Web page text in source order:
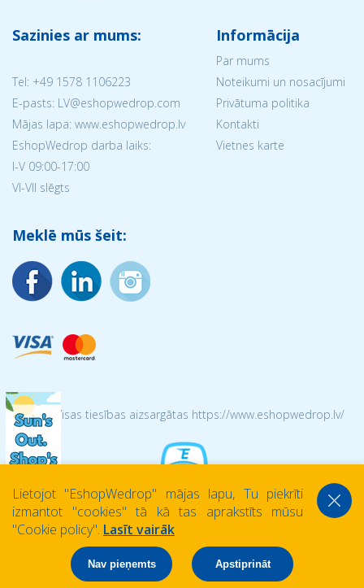
Sazinies ar mums:
Tel: +49 1578 1106223
E-pasts: LV@eshopwedrop.com
Mājas lapa: www.eshopwedrop.lv
EshopWedrop darba laiks:
I-V 09:00-17:00
VI-VII slēgts
Informācija
Par mums
Noteikumi un nosacījumi
Privātuma politika
Kontakti
Vietnes karte
Meklē mūs šeit:
© 2026 Visas tiesības aizsargātas https://www.eshopwedrop.lv/
Lietojot ''EshopWedrop'' mājas lapu, Tu piekrīti
izmantot ''cookies'' tā kā tas aprakstīts mūsu
''Cookie policy''. Lasīt vairāk
Nav pieņemts Apstiprināt